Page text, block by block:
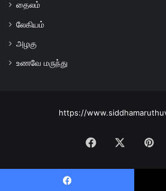
தைலம்
லேகியம்
அழகு
உணவே மருந்து
https://
Facebook